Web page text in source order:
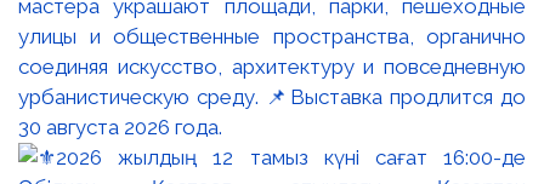
мастера украшают площади, парки, пешеходные
улицы и общественные пространства, органично
соединяя искусство, архитектуру и повседневную
урбанистическую среду. 📌Выставка продлится до
30 августа 2026 года.